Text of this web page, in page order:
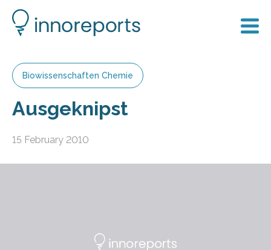
Biowissenschaften Chemie
Ausgeknipst
15 February 2010